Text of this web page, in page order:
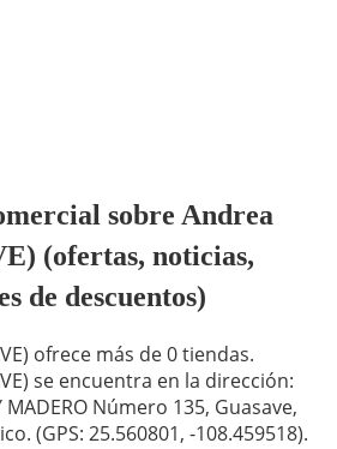
sobre Andrea
(ofertas, noticias,
de descuentos)
ofrece más de 0 tiendas.
se encuentra en la dirección:
MADERO Número 135, Guasave,
(GPS: 25.560801, -108.459518).